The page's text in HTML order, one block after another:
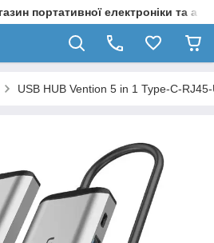
портативної електроніки та
USB HUB Vention 5 in 1 Type-C-